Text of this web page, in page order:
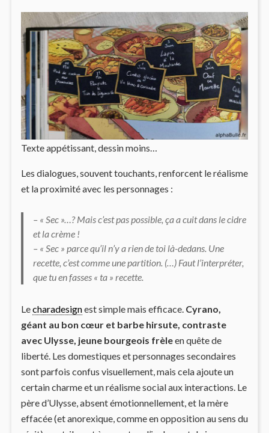
Texte appétissant, dessin moins…
Les dialogues, souvent touchants, renforcent le réalisme
et la proximité avec les personnages :
– « Sec »…? Mais c’est pas possible, ça a cuit dans le cidre
et la crème !
– « Sec » parce qu’il n’y a rien de toi là-dedans. Une
recette, c’est comme une partition. (…) Faut l’interpréter,
que tu en fasses « ta » recette.
Lecharadesignest simple mais efficace. Cyrano,
géant au bon cœur et barbe hirsute, contraste
avec Ulysse, jeune bourgeois frèleen quête de
liberté. Les domestiques et personnages secondaires
sont parfois confus visuellement, mais cela ajoute un
certain charme et un réalisme social aux interactions. Le
père d’Ulysse, absent émotionnellement, et la mère
effacée (et anorexique, comme en opposition au sens du